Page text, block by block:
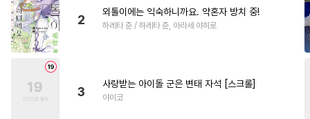
2
외톨이에는 익숙하니까요. 약혼자 방치 중!
하레타 준 / 하레타 준, 아라세 야히로
3
사랑받는 아이돌 군은 변태 자석 [스크롤]
야이코